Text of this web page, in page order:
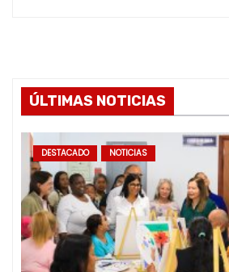
ÚLTIMAS NOTICIAS
DESTACADO NOTICIAS